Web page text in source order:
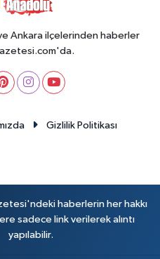
Ankara ilçelerinden haberler
Gizlilik Politikası
haberlerin her hakkı
sadece link verilerek alıntı
yapılabilir.